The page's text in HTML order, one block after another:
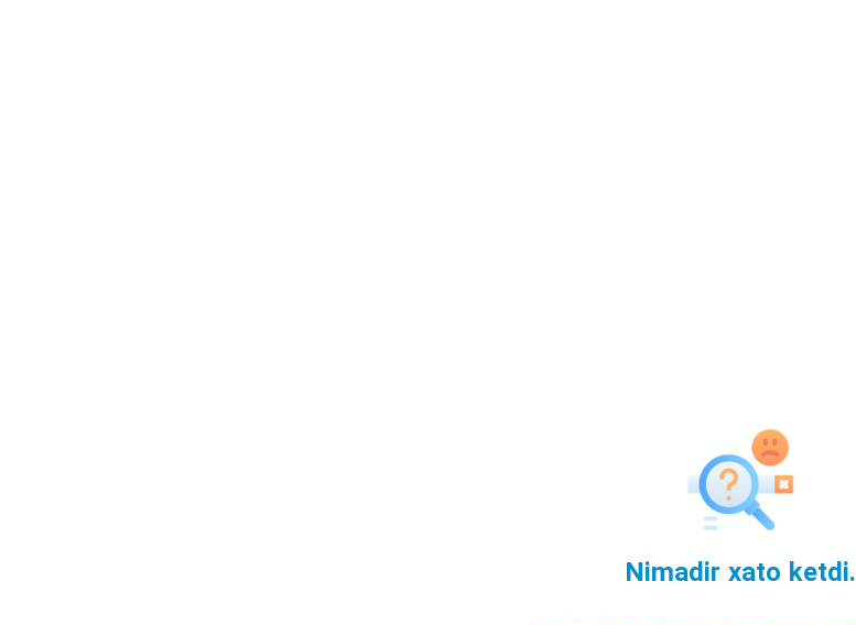
Nimadir xato ketdi.